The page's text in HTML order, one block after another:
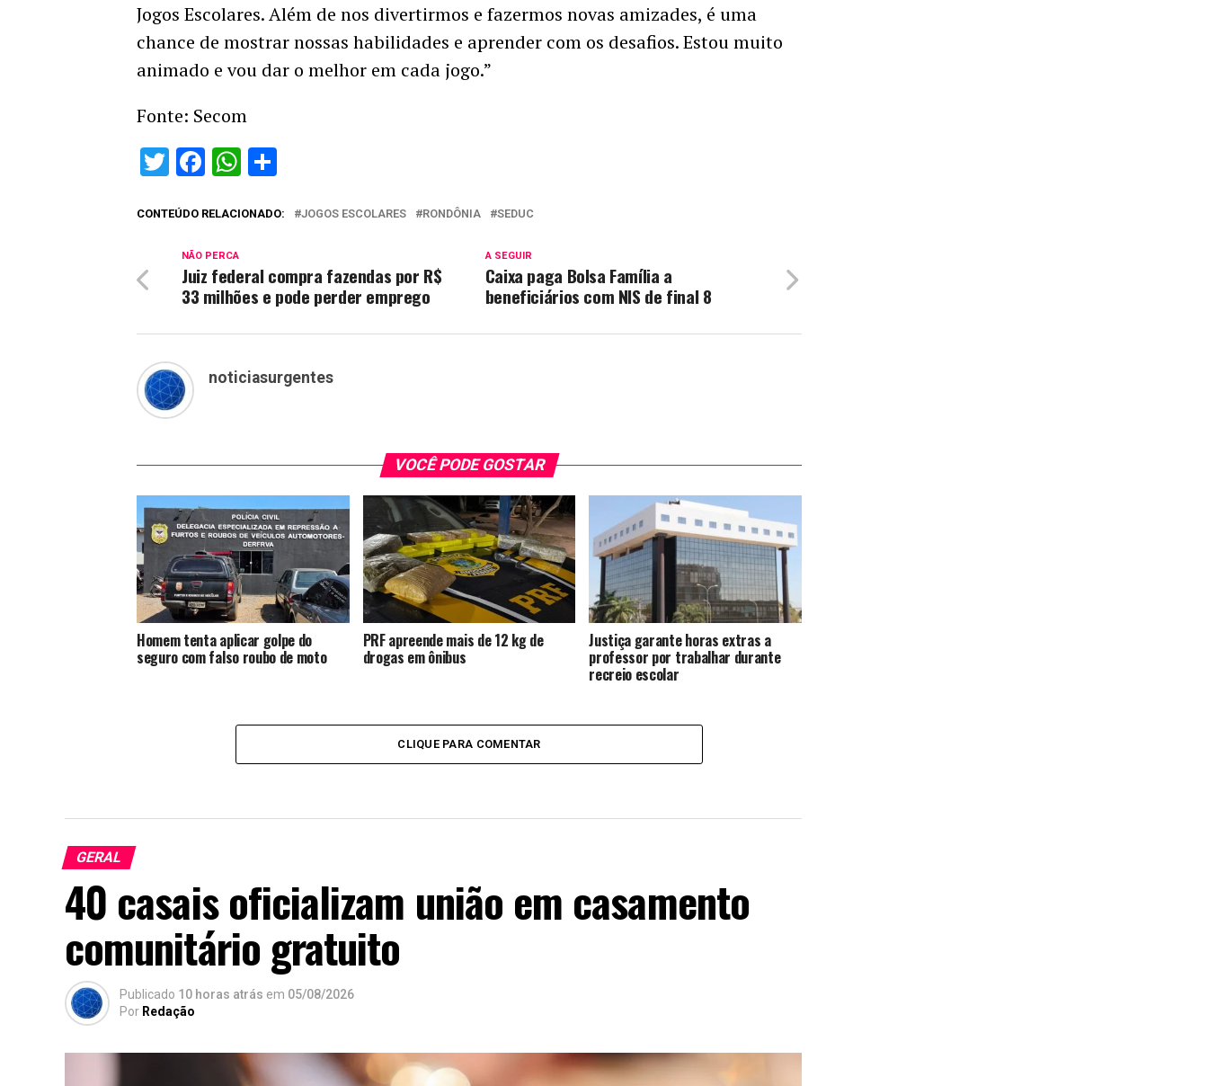
Jogos Escolares. Além de nos divertirmos e fazermos novas amizades, é uma
chance de mostrar nossas habilidades e aprender com os desafios. Estou muito
animado e vou dar o melhor em cada jogo.”
Fonte: Secom
Twitter
Facebook
WhatsApp
CONTEÚDO RELACIONADO: JOGOS ESCOLARES RONDÔNIA SEDUC
A SEGUIR
Caixa paga Bolsa Família a
beneficiários com NIS de final 8
NÃO PERCA
Juiz federal compra fazendas por R$
33 milhões e pode perder emprego
noticiasurgentes
VOCÊ PODE GOSTAR
Homem tenta aplicar golpe do
seguro com falso roubo de moto
PRF apreende mais de 12 kg de
drogas em ônibus
Justiça garante horas extras a
professor por trabalhar durante
recreio escolar
CLIQUE PARA COMENTAR
GERAL
40 casais oficializam união em casamento
comunitário gratuito
Publicado 10 horas atrás em 05/08/2026
Por Redação